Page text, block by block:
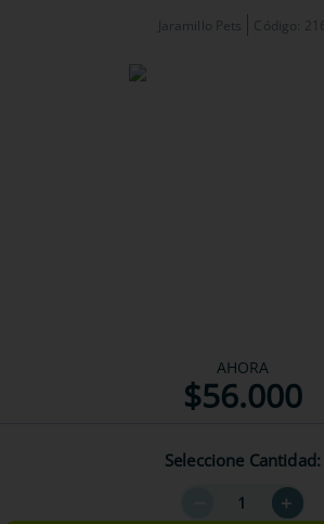
Jaramillo Pets Código:
AHORA
$56.000
Seleccione Cantidad
＋